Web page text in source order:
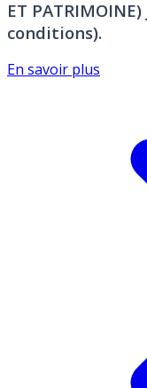
ET PATRIMOINE)
conditions).
En savoir plus